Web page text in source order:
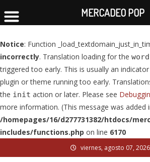
Notice: Function
incorrectly. Translation loading for the
triggered too early. This is usually an
plugin or theme running too early.
the init action or later. Please see
more information. (This message was added
/homepages/16/d277731382/htdocs/
includes/functions.php on line 6170
to
viernes, agosto 07, 2026
MERCADEO POP